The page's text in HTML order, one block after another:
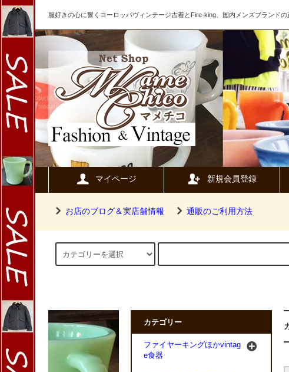
服好きの心に響くヨーロッパヴィンテージ古着とFire-king、国内メンズブランド
マイページ 新規会員登録
お店のブログ＆実店舗情報 通販のご利用方法
カテゴリー
ファイヤーキングほかvintag
e食器